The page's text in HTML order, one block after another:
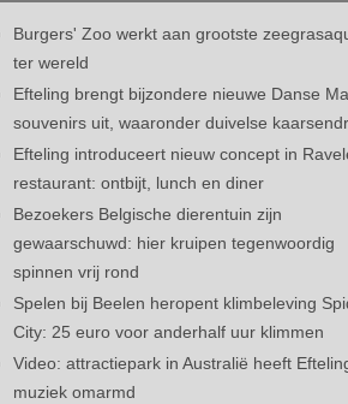
Burgers' Zoo werkt aan grootste
ter wereld
Efteling brengt bijzondere nieuwe Danse
souvenirs uit, waaronder duivelse
Efteling introduceert nieuw concept in
restaurant: ontbijt, lunch en diner
Bezoekers Belgische dierentuin zijn
gewaarschuwd: hier kruipen tegenwoordig
spinnen vrij rond
Spelen bij Beelen heropent klimbeleving
City: 25 euro voor anderhalf uur klimmen
Video: attractiepark in Australië heeft
muziek omarmd